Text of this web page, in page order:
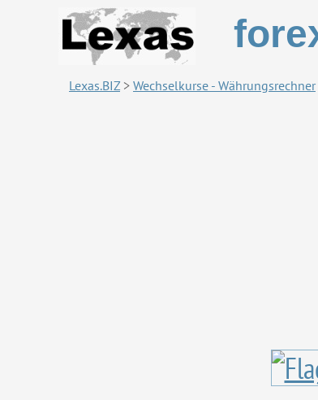
Lexas.BIZ > Wechselkurse - Währungsrechner